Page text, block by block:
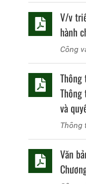
V/v
hành
Công
và
quốc
Thông
Văn